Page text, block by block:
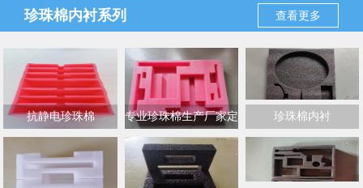
EPE珍珠棉板材
珍珠棉内衬系列 查看更多
抗静电珍珠棉
专业珍珠棉生产厂家定
制各类包装保护产品
珍珠棉内衬